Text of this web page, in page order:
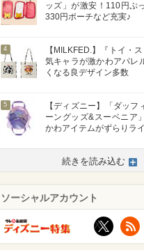
ッズ」が激安！110円ぷ
330円ポーチなど充実♪
4
【MILKFED.】『トイ・
気キャラが激かわアパレ
くなる良デザイン多数
5
【ディズニー】「ダッフ
ーングッズ&スーベニア
かわアイテムがずらりラ
続きを読み込む
ソーシャルアカウント
X